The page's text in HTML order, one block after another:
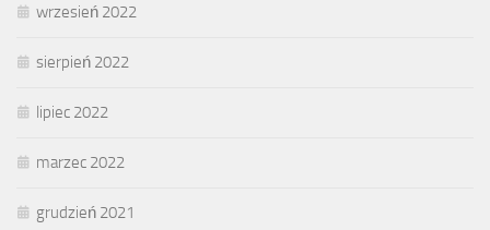
wrzesień 2022
sierpień 2022
lipiec 2022
marzec 2022
grudzień 2021